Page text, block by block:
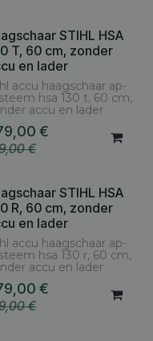
STIHL HSA
T, 60 cm, zonder
en lader
accu haagschaar ap-
hsa 130 t, 60 cm,
accu en lader
€
€
STIHL HSA
R, 60 cm, zonder
en lader
accu haagschaar ap-
hsa 130 r, 60 cm,
accu en lader
€
€